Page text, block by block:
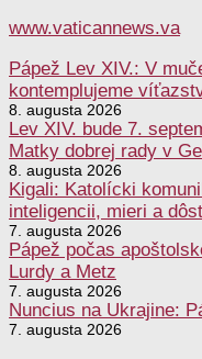
www.vaticannews.va
Pápež Lev XIV.: V
kontemplujeme
8. augusta 2026
Lev XIV. bude 7.
Matky dobrej rady v
8. augusta 2026
Kigali: Katolícki
inteligencii, mieri a
7. augusta 2026
Pápež počas
Lurdy a Metz
7. augusta 2026
Nuncius na Ukrajine:
7. augusta 2026